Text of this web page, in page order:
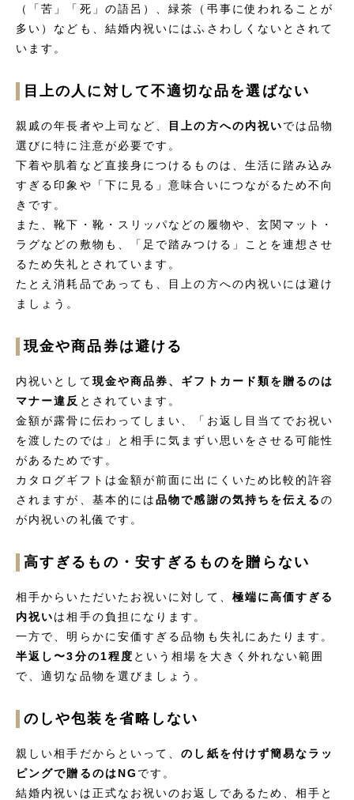
（「苦」「死」の語呂）、緑茶（弔事に使われることが
多い）なども、結婚内祝いにはふさわしくないとされて
います。
目上の人に対して不適切な品を選ばない
親戚の年長者や上司など、 目上の方への内祝いでは品物
選びに特に注意が必要です。
下着や肌着など直接身につけるものは、生活に踏み込み
すぎる印象や「下に見る」意味合いにつながるため不向
きです。
また、靴下・靴・スリッパなどの履物や、玄関マット・
ラグなどの敷物も、「足で踏みつける」ことを連想させ
るため失礼とされています。
たとえ消耗品であっても、目上の方への内祝いには避け
ましょう。
現金や商品券は避ける
内祝いとして現金や商品券、ギフトカード類を贈るのは
マナー違反 とされています。
金額が露骨に伝わってしまい、「お返し目当てでお祝い
を渡したのでは」と相手に気まずい思いをさせる可能性
があるためです。
カタログギフトは金額が前面に出にくいため比較的許容
されますが、基本的には品物で感謝の気持ちを伝えるの
が内祝いの礼儀です。
高すぎるもの・安すぎるものを贈らない
相手からいただいたお祝いに対して、 極端に高価すぎる
内祝いは相手の負担になります。
一方で、明らかに安価すぎる品物も失礼にあたります。
半返し〜3分の1程度 という相場を大きく外れない範囲
で、適切な品物を選びましょう。
のしや包装を省略しない
親しい相手だからといって、のし紙を付けず簡易なラッ
ピングで贈るのはNG です。
結婚内祝いは正式なお祝いのお返しであるため、相手と